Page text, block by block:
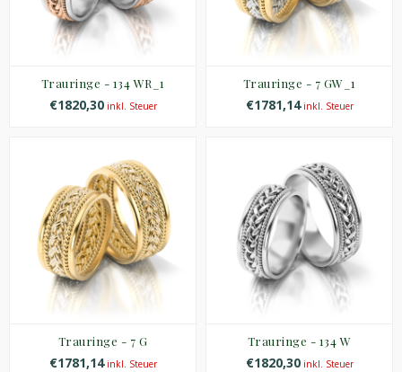
Trauringe - 134 WR_1
€1820,30inkl. Steuer
Trauringe - 7 GW_1
€1781,14inkl. Steuer
Trauringe - 7 G
€1781,14inkl. Steuer
Trauringe - 134 W
€1820,30inkl. Steuer